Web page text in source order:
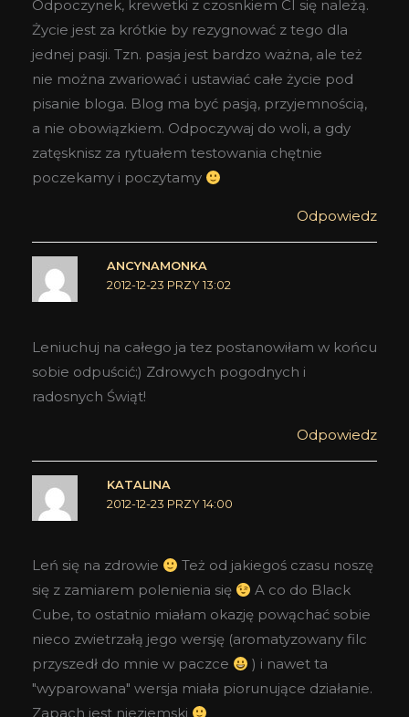
Odpoczynek, krewetki z czosnkiem CI się należą.
Życie jest za krótkie by rezygnować z tego dla
jednej pasji. Tzn. pasja jest bardzo ważna, ale też
nie można zwariować i ustawiać całe życie pod
pisanie bloga. Blog ma być pasją, przyjemnością,
a nie obowiązkiem. Odpoczywaj do woli, a gdy
zatęsknisz za rytuałem testowania chętnie
poczekamy i poczytamy
Odpowiedz
ANCYNAMONKA
2012-12-23 PRZY 13:02
Leniuchuj na całego ja tez postanowiłam w końcu
sobie odpuścić;) Zdrowych pogodnych i
radosnych Świąt!
Odpowiedz
KATALINA
2012-12-23 PRZY 14:00
Leń się na zdrowie
Też od jakiegoś czasu noszę
się z zamiarem polenienia się
A co do Black
Cube, to ostatnio miałam okazję powąchać sobie
nieco zwietrzałą jego wersję (aromatyzowany filc
przyszedł do mnie w paczce
) i nawet ta
"wyparowana" wersja miała piorunujące działanie.
Zapach jest nieziemski